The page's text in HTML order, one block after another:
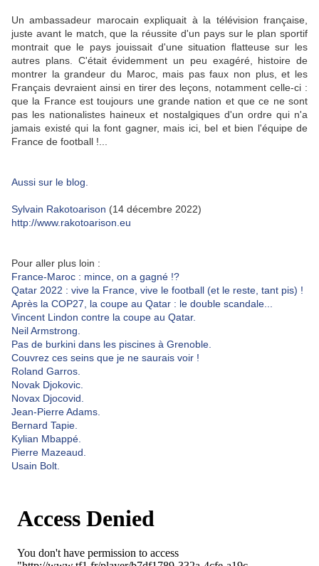
Un ambassadeur marocain expliquait à la télévision française,
juste avant le match, que la réussite d'un pays sur le plan sportif
montrait que le pays jouissait d'une situation flatteuse sur les
autres plans. C'était évidemment un peu exagéré, histoire de
montrer la grandeur du Maroc, mais pas faux non plus, et les
Français devraient ainsi en tirer des leçons, notamment celle-ci :
que la France est toujours une grande nation et que ce ne sont
pas les nationalistes haineux et nostalgiques d'un ordre qui n'a
jamais existé qui la font gagner, mais ici, bel et bien l'équipe de
France de football !...
Aussi sur le blog.
Sylvain Rakotoarison (14 décembre 2022)
http://www.rakotoarison.eu
Pour aller plus loin :
France-Maroc : mince, on a gagné !?
Qatar 2022 : vive la France, vive le football (et le reste, tant pis) !
Après la COP27, la coupe au Qatar : le double scandale...
Vincent Lindon contre la coupe au Qatar.
Neil Armstrong.
Pas de burkini dans les piscines à Grenoble.
Couvrez ces seins que je ne saurais voir !
Roland Garros.
Novak Djokovic.
Novax Djocovid.
Jean-Pierre Adams.
Bernard Tapie.
Kylian Mbappé.
Pierre Mazeaud.
Usain Bolt.